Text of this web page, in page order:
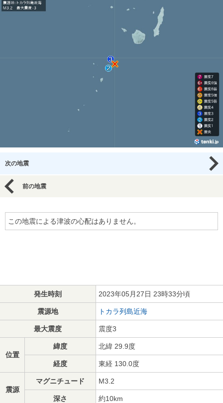
次の地震
前の地震
この地震による津波の心配はありません。
発生時刻 2023年05月27日 23時33分頃
震源地 トカラ列島近海
最大震度 震度3
位置
緯度 北緯 29.9度
経度 東経 130.0度
震源
マグニチュード M3.2
深さ 約10km